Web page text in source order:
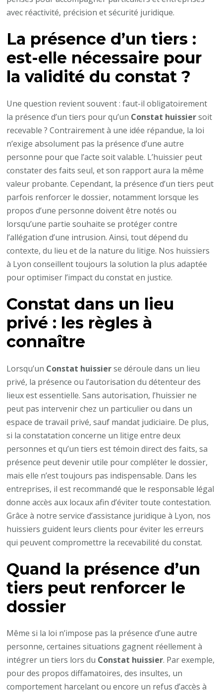
avec réactivité, précision et sécurité juridique.
La présence d’un tiers :
est-elle nécessaire pour
la validité du constat ?
Une question revient souvent : faut-il obligatoirement
la présence d’un tiers pour qu’un Constat huissiersoit
recevable ? Contrairement à une idée répandue, la loi
n’exige absolument pas la présence d’une autre
personne pour que l’acte soit valable. L’huissier peut
constater des faits seul, et son rapport aura la même
valeur probante. Cependant, la présence d’un tiers peut
parfois renforcer le dossier, notamment lorsque les
propos d’une personne doivent être notés ou
lorsqu’une partie souhaite se protéger contre
l’allégation d’une intrusion. Ainsi, tout dépend du
contexte, du lieu et de la nature du litige. Nos huissiers
à Lyon conseillent toujours la solution la plus adaptée
pour optimiser l’impact du constat en justice.
Constat dans un lieu
privé : les règles à
connaître
Lorsqu’un Constat huissierse déroule dans un lieu
privé, la présence ou l’autorisation du détenteur des
lieux est essentielle. Sans autorisation, l’huissier ne
peut pas intervenir chez un particulier ou dans un
espace de travail privé, sauf mandat judiciaire. De plus,
si la constatation concerne un litige entre deux
personnes et qu’un tiers est témoin direct des faits, sa
présence peut devenir utile pour compléter le dossier,
mais elle n’est toujours pas indispensable. Dans les
entreprises, il est recommandé que le responsable légal
donne accès aux locaux afin d’éviter toute contestation.
Grâce à notre service d’assistance juridique à Lyon, nos
huissiers guident leurs clients pour éviter les erreurs
qui peuvent compromettre la recevabilité du constat.
Quand la présence d’un
tiers peut renforcer le
dossier
Même si la loi n’impose pas la présence d’une autre
personne, certaines situations gagnent réellement à
intégrer un tiers lors du Constat huissier. Par exemple,
pour des propos diffamatoires, des insultes, un
comportement harcelant ou encore un refus d’accès à